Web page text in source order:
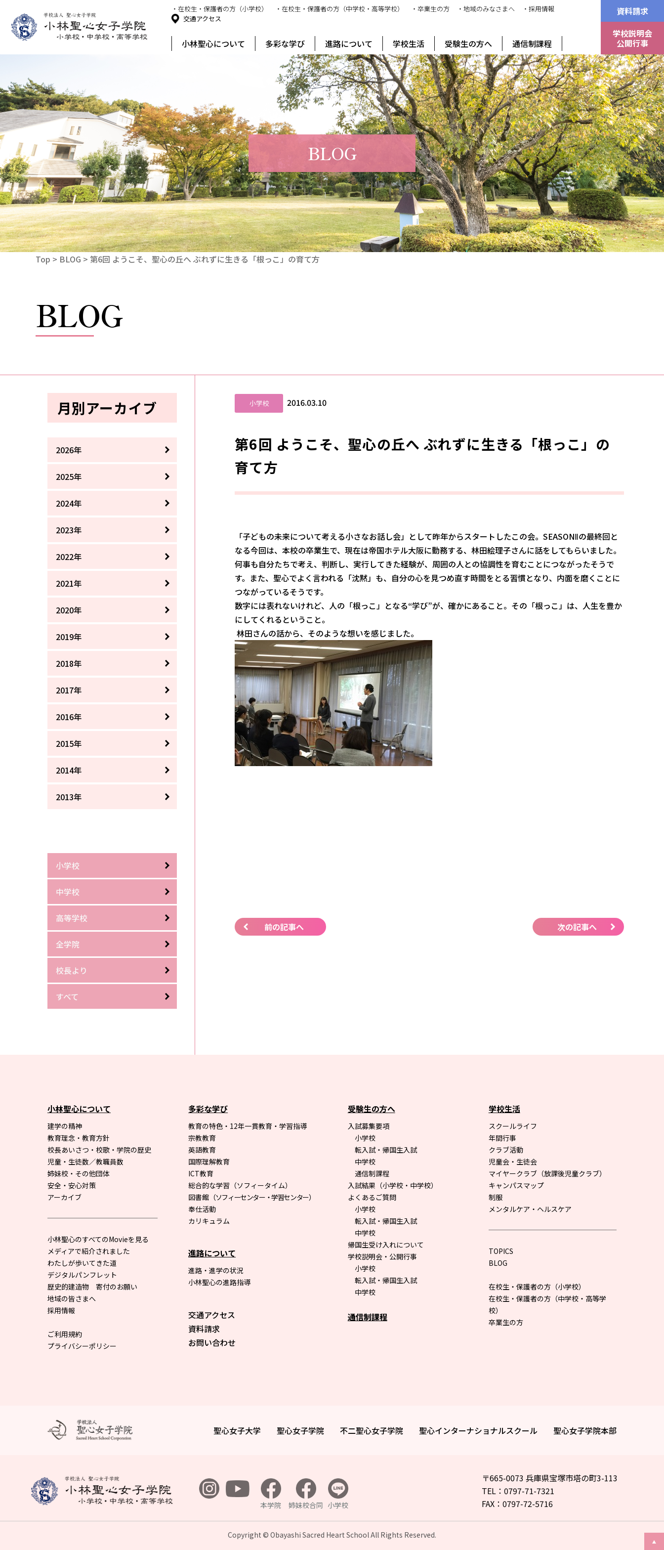
・在校生・保護者の方（小学校） ・在校生・保護者の方（中学校・高等学校） ・卒業生の方 ・地域のみなさまへ
・採用情報
交通アクセス
小林聖心について 多彩な学び 進路について 学校生活 受験生の方へ 通信制課程
資料請求
学校説明会
公開行事
BLOG
Top > BLOG > 第6回 ようこそ、聖心の丘へ ぶれずに生きる「根っこ」の育て方
BLOG
小学校 2016.03.10
第6回 ようこそ、聖心の丘へ ぶれずに生きる「根っこ」の
育て方
「子どもの未来について考える小さなお話し会」として昨年からスタートしたこの会。SEASONⅡの最終回と
なる今回は、本校の卒業生で、現在は帝国ホテル大阪に勤務する、林田絵理子さんに話をしてもらいました。
何事も自分たちで考え、判断し、実行してきた経験が、周囲の人との協調性を育むことにつながったそうで
す。また、聖心でよく言われる「沈黙」も、自分の心を見つめ直す時間をとる習慣となり、内面を磨くことに
つながっているそうです。
数字には表れないけれど、人の「根っこ」となる“学び”が、確かにあること。その「根っこ」は、人生を豊か
にしてくれるということ。
林田さんの話から、そのような想いを感じました。
前の記事へ 次の記事へ
月別アーカイブ
2026年
2025年
2024年
2023年
2022年
2021年
2020年
2019年
2018年
2017年
2016年
2015年
2014年
2013年
小学校
中学校
高等学校
全学院
校長より
すべて
小林聖心について
建学の精神
教育理念・教育方針
校長あいさつ・校歌・学院の歴史
児童・生徒数／教職員数
姉妹校・その他団体
安全・安心対策
アーカイブ
小林聖心のすべてのMovieを見る
メディアで紹介されました
わたしが歩いてきた道
デジタルパンフレット
歴史的建造物 寄付のお願い
地域の皆さまへ
採用情報
ご利用規約
プライバシーポリシー
多彩な学び
教育の特色・12年一貫教育・学習指導
宗教教育
英語教育
国際理解教育
ICT教育
総合的な学習（ソフィータイム）
図書館 （ソフィーセンター・学習センター）
奉仕活動
カリキュラム
進路について
進路・進学の状況
小林聖心の進路指導
交通アクセス
資料請求
お問い合わせ
受験生の方へ
入試募集要項
小学校
転入試・帰国生入試
中学校
通信制課程
入試結果（小学校・中学校）
よくあるご質問
小学校
転入試・帰国生入試
中学校
帰国生受け入れについて
学校説明会・公開行事
小学校
転入試・帰国生入試
中学校
通信制課程
学校生活
スクールライフ
年間行事
クラブ活動
児童会・生徒会
マイヤークラブ（放課後児童クラブ）
キャンパスマップ
制服
メンタルケア・ヘルスケア
TOPICS
BLOG
在校生・保護者の方（小学校）
在校生・保護者の方（中学校・高等学
校）
卒業生の方
聖心女子大学 聖心女子学院 不二聖心女子学院 聖心インターナショナルスクール 聖心女子学院本部
本学院 姉妹校合同 小学校
〒665-0073 兵庫県宝塚市塔の町3-113
TEL：0797-71-7321
FAX：0797-72-5716
Copyright © Obayashi Sacred Heart School All Rights Reserved.